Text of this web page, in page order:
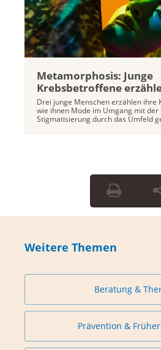
Metamorphosis: Junge
Krebsbetroffene
Drei junge Menschen erzählen ihre
wie ihnen Mode im Umgang mit der
Stigmatisierung durch das Umfeld
Weitere Themen
Beratung &
Prävention &